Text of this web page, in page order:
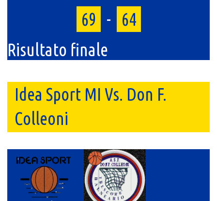
69 -
64
Risultato finale
Idea Sport MI Vs. Don F.
Colleoni